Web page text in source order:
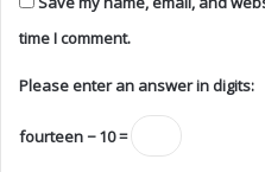
time I comment.
Please enter an answer in digits:
fourteen − 10 =